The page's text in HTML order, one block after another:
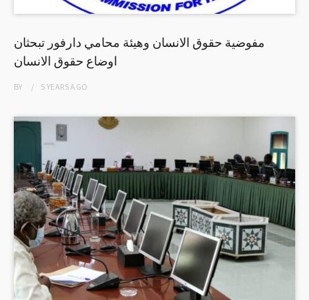
مفوضية حقوق الانسان وهيئة محامي دارفور تبحثان
اوضاع حقوق الانسان
BY 5 YEARSAGO